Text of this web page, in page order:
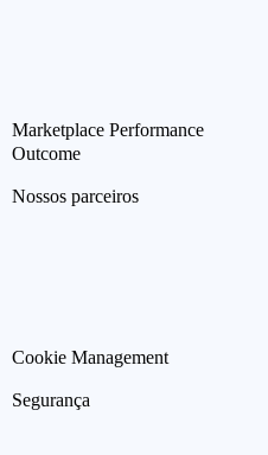
Marketplace Performance
Outcome
Nossos parceiros
Cookie Management
Segurança